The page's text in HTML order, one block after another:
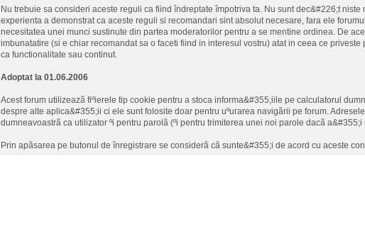
Nu trebuie sa consideri aceste reguli ca fiind îndreptate împotriva ta. Nu sunt dec&#226;t
experienta a demonstrat ca aceste reguli si recomandari sint absolut necesare, fara ele
necesitatea unei munci sustinute din partea moderatorilor pentru a se mentine ordinea. De
imbunatatire (si e chiar recomandat sa o faceti fiind in interesul vostru) atat in ceea ce
ca functionalitate sau continut.
Adoptat la 01.06.2006
Acest forum utilizeazã fiºierele tip cookie pentru a stoca informa&#355;iile pe calculatorul
despre alte aplica&#355;ii ci ele sunt folosite doar pentru uºurarea navigãrii pe forum.
dumneavoastrã ca utilizator ºi pentru parolã (ºi pentru trimiterea unei noi parole dacã
Prin apãsarea pe butonul de înregistrare se considerã cã sunte&#355;i de acord cu aceste